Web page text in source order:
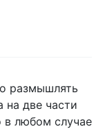
размышлять
на две части
в любом случае